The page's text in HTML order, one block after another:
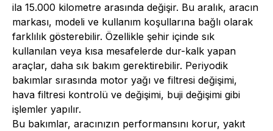
ila 15.000 kilometre arasında değişir. Bu aralık, aracın
markası, modeli ve kullanım koşullarına bağlı olarak
farklılık gösterebilir. Özellikle şehir içinde sık
kullanılan veya kısa mesafelerde dur-kalk yapan
araçlar, daha sık bakım gerektirebilir. Periyodik
bakımlar sırasında motor yağı ve filtresi değişimi,
hava filtresi kontrolü ve değişimi, buji değişimi gibi
işlemler yapılır.
Bu bakımlar, aracınızın performansını korur, yakıt